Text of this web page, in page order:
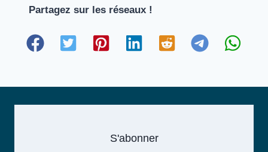
Partagez sur les réseaux !
S'abonner